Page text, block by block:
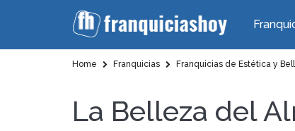
Home Franquicias Franquicias de Estética y
La Belleza del